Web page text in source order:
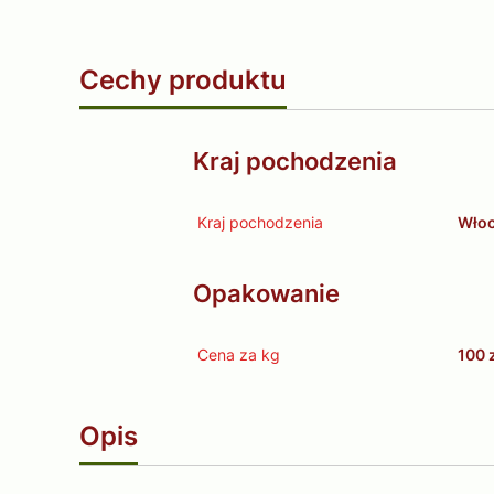
Cechy produktu
Kraj pochodzenia
Kraj pochodzenia
Opakowanie
Cena za kg 100
Opis